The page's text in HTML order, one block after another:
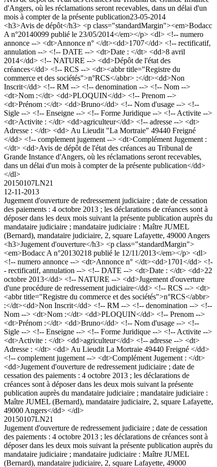
d'Angers, où les réclamations seront recevables, dans un délai d'un
mois à compter de la présente publication23-05-2014
<h3>Avis de dépôt</h3> <p class="standardMargin"><em>Bodacc
A n°20140099 publié le 23/05/2014</em></p> <dl> <!-- numero
annonce --> <dt>Annonce n° </dt><dd>1707</dd> <!-- rectificatif,
annulation --> <!-- DATE --> <dt>Date : </dt> <dd>8 avril
2014</dd> <!-- NATURE --> <dd>Dépôt de l'état des
créances</dd> <!-- RCS --> <dt><abbr title="Registre du
commerce et des sociétés">n°RCS</abbr> :</dt><dd>Non
Inscrit</dd> <!-- RM --> <!-- denomination --> <!-- Nom -->
<dt>Nom :</dt> <dd>PLOQUIN</dd> <!-- Prenom -->
<dt>Prénom :</dt> <dd>Bruno</dd> <!-- Nom d'usage --> <!--
Sigle --> <!-- Enseigne --> <!-- Forme Juridique --> <!-- Activite -->
<dt>Activite : </dt> <dd>agriculteur</dd> <!-- adresse --> <dt>
Adresse : </dt> <dd> Au Lieudit "La Mortraie" 49440 Freigné
</dd> <!-- complement jugement --> <dt>Complément Jugement :
</dt> <dd>Avis de dépôt de l'état des créances au Tribunal de
Grande Instance d'Angers, où les réclamations seront recevables,
dans un délai d'un mois à compter de la présente publication</dd>
</dl>
20150107LN21
12-11-2013
Jugement d'ouverture de redressement judiciaire ; date de cessation
des paiements : 4 octobre 2013 ; les déclarations de créances sont à
déposer dans les deux mois suivant la présente publication auprès du
mandataire judiciaire ; mandataire judiciaire : Maître JUMEL
(Bernard), mandataire judiciaire, 2, square Lafayette, 49000 Angers
<h3>Jugement d'ouverture</h3> <p class="standardMargin">
<em>Bodacc A n°20130218 publié le 12/11/2013</em></p> <dl>
<!-- numero annonce --> <dt>Annonce n° </dt><dd>1701</dd> <!-
- rectificatif, annulation --> <!-- DATE --> <dt>Date : </dt> <dd>22
octobre 2013</dd> <!-- NATURE --> <dd>Jugement d'ouverture
d'une procédure de redressement judiciaire</dd> <!-- RCS --> <dt>
<abbr title="Registre du commerce et des sociétés">n°RCS</abbr>
:</dt><dd>Non Inscrit</dd> <!-- RM --> <!-- denomination --> <!--
Nom --> <dt>Nom :</dt> <dd>PLOQUIN</dd> <!-- Prenom -->
<dt>Prénom :</dt> <dd>Bruno</dd> <!-- Nom d'usage --> <!--
Sigle --> <!-- Enseigne --> <!-- Forme Juridique --> <!-- Activite -->
<dt>Activite : </dt> <dd>agriculteur</dd> <!-- adresse --> <dt>
Adresse : </dt> <dd> Au Lieudit La Mortraie 49440 Freigné </dd>
<!-- complement jugement --> <dt>Complément Jugement : </dt>
<dd>Jugement d'ouverture de redressement judiciaire ; date de
cessation des paiements : 4 octobre 2013 ; les déclarations de
créances sont à déposer dans les deux mois suivant la présente
publication auprès du mandataire judiciaire ; mandataire judiciaire :
Maître JUMEL (Bernard), mandataire judiciaire, 2, square Lafayette,
49000 Angers</dd> </dl>
20150107LN21
Jugement d'ouverture de redressement judiciaire ; date de cessation
des paiements : 4 octobre 2013 ; les déclarations de créances sont à
déposer dans les deux mois suivant la présente publication auprès du
mandataire judiciaire ; mandataire judiciaire : Maître JUMEL
(Bernard), mandataire judiciaire, 2, square Lafayette, 49000